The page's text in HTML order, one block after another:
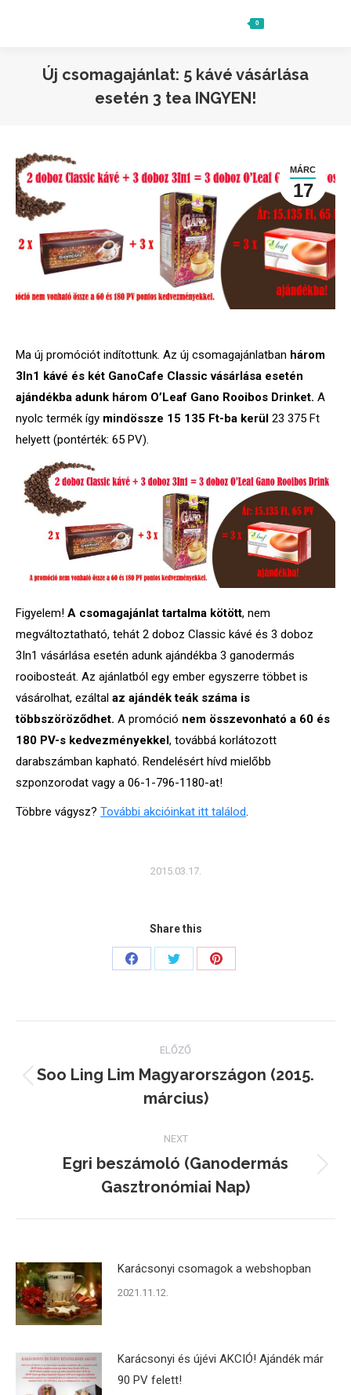
0
Új csomagajánlat: 5 kávé vásárlása
esetén 3 tea INGYEN!
MÁRC
17
Ma új promóciót indítottunk. Az új csomagajánlatban három
3In1 kávé és két GanoCafe Classic vásárlása esetén
ajándékba adunk három O’Leaf Gano Rooibos Drinket. A
nyolc termék így mindössze 15 135 Ft-ba kerül 23 375 Ft
helyett (pontérték: 65 PV).
Figyelem! A csomagajánlat tartalma kötött, nem
megváltoztatható, tehát 2 doboz Classic kávé és 3 doboz
3In1 vásárlása esetén adunk ajándékba 3 ganodermás
rooibosteát. Az ajánlatból egy ember egyszerre többet is
vásárolhat, ezáltal az ajándék teák száma is
többszöröződhet. A promóció nem összevonható a 60 és
180 PV-s kedvezményekkel, továbbá korlátozott
darabszámban kapható. Rendelésért hívd mielőbb
szponzorodat vagy a 06-1-796-1180-at!
Többre vágysz? További akcióinkat itt találod.
2015.03.17.
Share this
Share
Share
Share
navigation
ELŐZŐ
Previous
post:
Soo Ling Lim Magyarországon (2015.
március)
NEXT
Next
post:
Egri beszámoló (Ganodermás
Gasztronómiai Nap)
Karácsonyi csomagok a webshopban
2021.11.12.
Karácsonyi és újévi AKCIÓ! Ajándék már
90 PV felett!